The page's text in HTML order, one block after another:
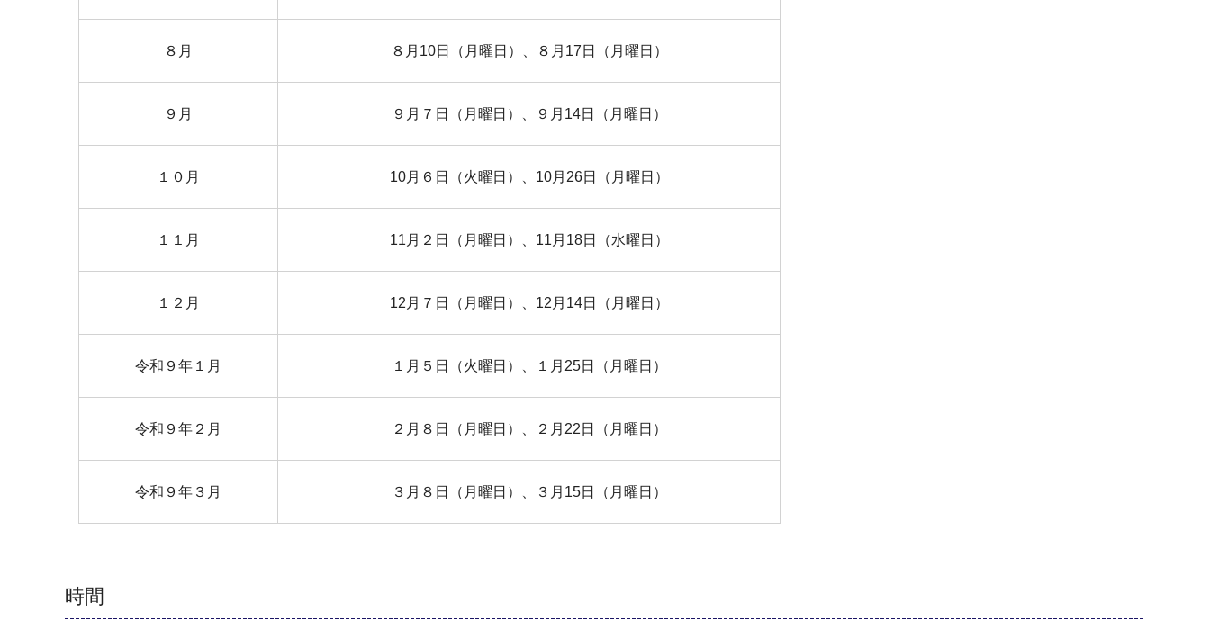
８月 ８月10日（月曜日）、８月17日（月曜日）
９月 ９月７日（月曜日）、９月14日（月曜日）
１０月 10月６日（火曜日）、10月26日（月曜日）
１１月 11月２日（月曜日）、11月18日（水曜日）
１２月 12月７日（月曜日）、12月14日（月曜日）
令和９年１月 １月５日（火曜日）、１月25日（月曜日）
令和９年２月 ２月８日（月曜日）、２月22日（月曜日）
令和９年３月 ３月８日（月曜日）、３月15日（月曜日）
時間